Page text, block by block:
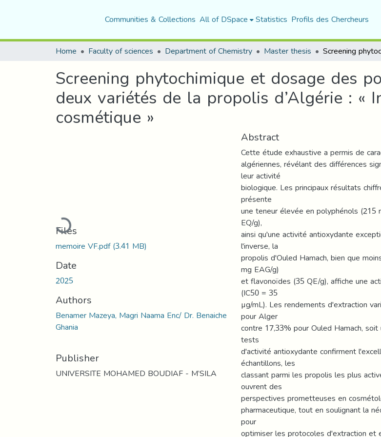
Communities & Collections All of DSpace Statistics Profils des Chercheurs
Home Faculty of sciences Department of Chemistry Master thesis
Screening phytochimique et dosage des
deux variétés de la propolis d’Algérie : «
cosmétique »
Loading...
Files
memoire VF.pdf(3.41 MB)
Date
2025
Authors
Benamer Mazeya, Magri Naama Enc/ Dr. Benaiche
Ghania
Publisher
UNIVERSITE MOHAMED BOUDIAF - M’SILA
Abstract
Cette étude exhaustive a permis de
algériennes, révélant des différences
leur activité
biologique. Les principaux résultats
présente
une teneur élevée en polyphénols
EQ/g),
ainsi qu'une activité antioxydante
l'inverse, la
propolis d'Ouled Hamach, bien que
mg EAG/g)
et flavonoïdes (35 QE/g), affiche une
(IC50 = 35
µg/mL). Les rendements d'extraction
pour Alger
contre 17,33% pour Ouled Hamach,
tests
d'activité antioxydante confirment
échantillons, les
classant parmi les propolis les plus
ouvrent des
perspectives prometteuses en
pharmaceutique, tout en soulignant la
pour
optimiser les protocoles d'extraction et